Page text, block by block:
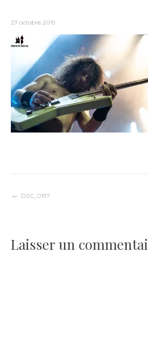
27 octobre 2019
Navigation
l’article
DSC_0197
Laisser un